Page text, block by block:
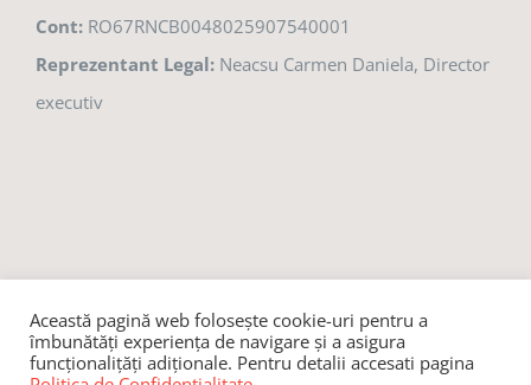
Cont: RO67RNCB0048025907540001
Reprezentant Legal: Neacsu Carmen Daniela, Director
executiv
© 2021 Fundația Lumina Brăila,Politica de confidențialitate
Această pagină web folosește cookie-uri pentru a
îmbunătăți experiența de navigare și a asigura
funcționalițăți adiționale. Pentru detalii accesati pagina